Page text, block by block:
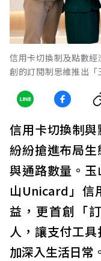
信用卡切換制及點數
創的訂閱制思維推出
信用卡切換制
紛紛搶進布局
與通路數量。
山Unicard」信
益，更首創「
人，讓支付工
加深入生活日常